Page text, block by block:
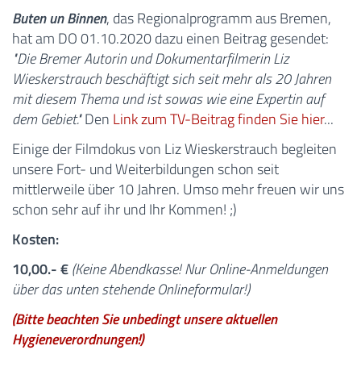
Buten un Binnen, das Regionalprogramm aus Bremen,
hat am DO 01.10.2020 dazu einen Beitrag gesendet:
"Die Bremer Autorin und Dokumentarfilmerin Liz
Wieskerstrauch beschäftigt sich seit mehr als 20 Jahren
mit diesem Thema und ist sowas wie eine Expertin auf
dem Gebiet."Den Link zum TV-Beitrag finden Sie hier...
Einige der Filmdokus von Liz Wieskerstrauch begleiten
unsere Fort- und Weiterbildungen schon seit
mittlerweile über 10 Jahren. Umso mehr freuen wir uns
schon sehr auf ihr und Ihr Kommen! ;)
Kosten:
10,00.- €(Keine Abendkasse! Nur Online-Anmeldungen
über das unten stehende Onlineformular!)
(Bitte beachten Sie unbedingt unsere aktuellen
Hygieneverordnungen!)